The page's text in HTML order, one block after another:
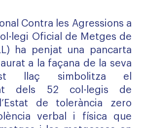
Contra les Agressions a
Oficial de Metges de
ha penjat una pancarta
a la façana de la seva
llaç simbolitza el
dels 52 col·legis de
de tolerància zero
verbal i física que